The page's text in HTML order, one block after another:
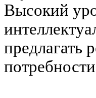
Высокий
предлагать